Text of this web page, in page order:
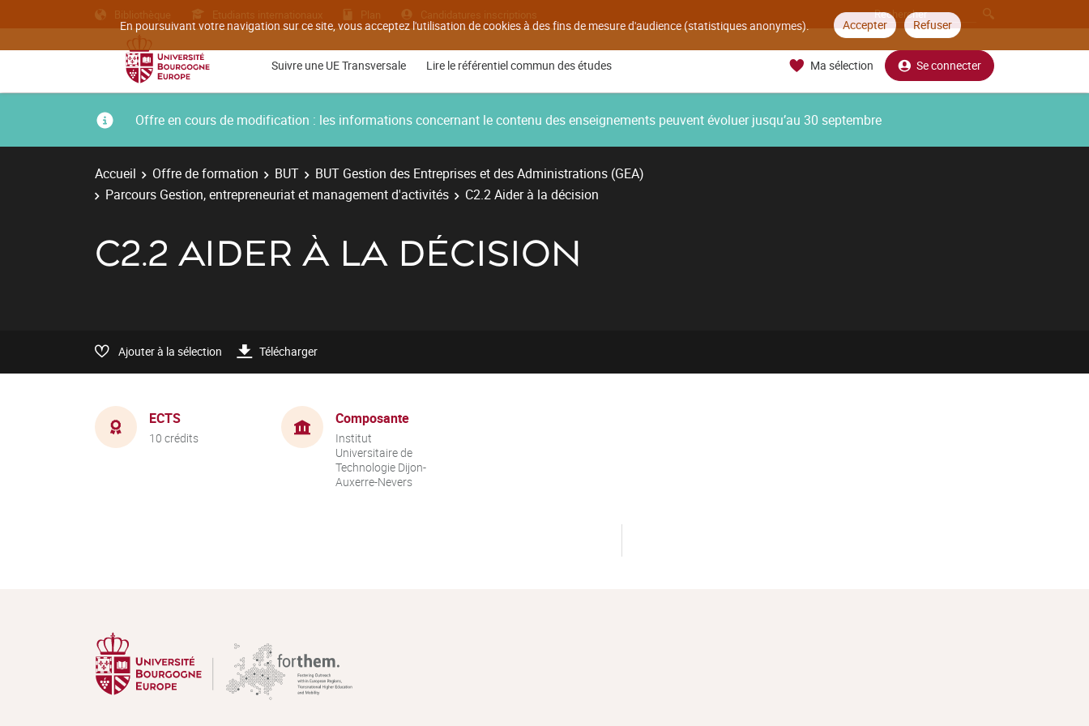
En poursuivant votre navigation sur ce site, vous acceptez l'utilisation de cookies à des fins de mesure d'audience (statistiques anonymes). Accepter Refuser
Bibliothèque Etudiants internationaux Plan Candidatures inscriptions
Suivre une UE Transversale Lire le référentiel commun des études Ma sélection Se connecter
Offre en cours de modification : les informations concernant le contenu des enseignements peuvent évoluer jusqu’au 30 septembre
Accueil Offre de formation BUT
BUT Gestion des Entreprises et des Administrations (GEA)
Parcours Gestion, entrepreneuriat et management d'activités
C2.2 Aider à la décision
C2.2 AIDER À LA DÉCISION
Ajouter à la sélection Télécharger
ECTS
10 crédits
Composante
Institut
Universitaire de
Technologie Dijon-
Auxerre-Nevers